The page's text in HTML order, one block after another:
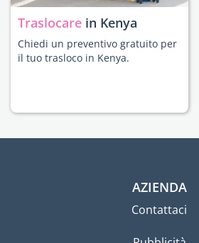
Traslocare in Kenya
Chiedi un preventivo gratuito per
il tuo trasloco in Kenya.
AZIENDA
Contattaci